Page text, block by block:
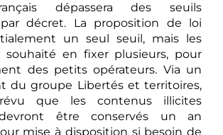
dépassera des seuils
décret. La proposition de loi
un seul seuil, mais les
en fixer plusieurs, pour
des petits opérateurs. Via un
du groupe Libertés et territoires,
que les contenus illicites
être conservés un an
mise à disposition si besoin de